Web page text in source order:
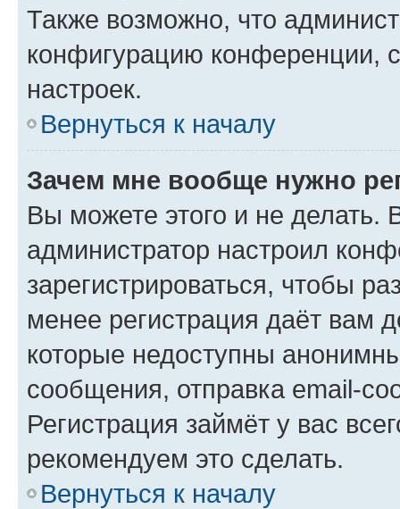
Также возможно, что
конфигурацию конференции,
настроек.
Вернуться к началу
Зачем мне вообще нужно
Вы можете этого и не делать.
администратор настроил
зарегистрироваться, чтобы
менее регистрация даёт вам
которые недоступны
сообщения, отправка email-
Регистрация займёт у вас
рекомендуем это сделать.
Вернуться к началу